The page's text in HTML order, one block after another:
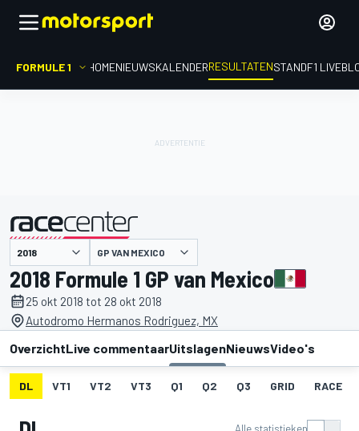
FORMULE 1 HOMENIEUWSKALENDERRESULTATENSTANDF1
gepresenteerd door GP VAN MEXICO
2018 Formule 1 GP van Mexico
25 okt 2018 tot 28 okt 2018
Autodromo Hermanos Rodriguez, MX
OverzichtLive commentaarUitslagenNieuwsVideo's
DL VT1 VT2 VT3 Q1 Q2 Q3 GRID RACE